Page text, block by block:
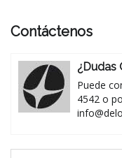
Contáctenos
¿Dudas
Puede
4542 o